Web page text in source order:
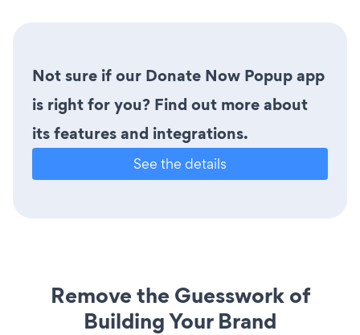
Not sure if our Donate Now Popup app
is right for you? Find out more about
its features and integrations.
See the details
Remove the Guesswork of
Building Your Brand